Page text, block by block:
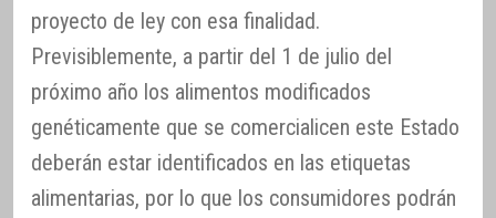
proyecto de ley con esa finalidad.
Previsiblemente, a partir del 1 de julio del
próximo año los alimentos modificados
genéticamente que se comercialicen este Estado
deberán estar identificados en las etiquetas
alimentarias, por lo que los consumidores podrán